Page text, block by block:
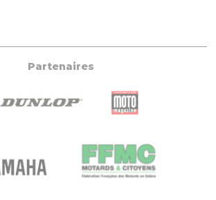
Partenaires